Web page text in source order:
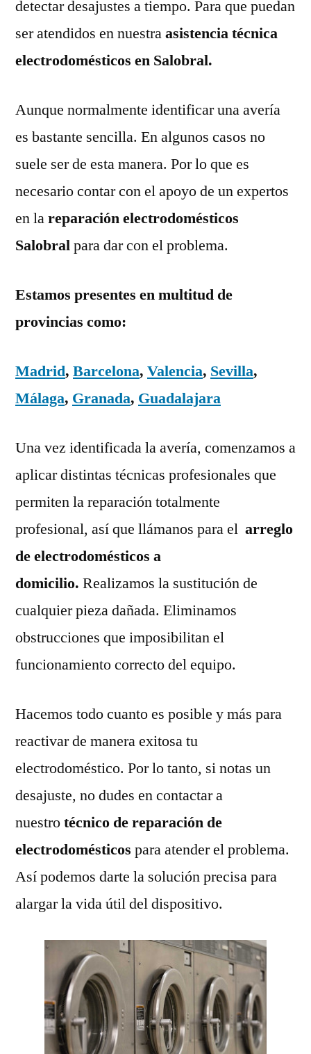
detectar desajustes a tiempo. Para que puedan
ser atendidos en nuestraasistencia técnica
electrodomésticos en Salobral.
Aunque normalmente identificar una avería
es bastante sencilla. En algunos casos no
suele ser de esta manera. Por lo que es
necesario contar con el apoyo de un expertos
en lareparación electrodomésticos
Salobralpara dar con el problema.
Estamos presentes en multitud de
provincias como:
Madrid, Barcelona, Valencia, Sevilla,
Málaga, Granada, Guadalajara
Una vez identificada la avería, comenzamos a
aplicar distintas técnicas profesionales que
permiten la reparación totalmente
profesional, así que llámanos para el arreglo
de electrodomésticos a
domicilio. Realizamos la sustitución de
cualquier pieza dañada. Eliminamos
obstrucciones que imposibilitan el
funcionamiento correcto del equipo.
Hacemos todo cuanto es posible y más para
reactivar de manera exitosa tu
electrodoméstico. Por lo tanto, si notas un
desajuste, no dudes en contactar a
nuestrotécnico de reparación de
electrodomésticos para atender el problema.
Así podemos darte la solución precisa para
alargar la vida útil del dispositivo.